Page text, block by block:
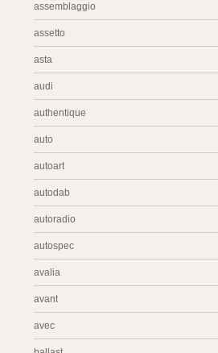
assemblaggio
assetto
asta
audi
authentique
auto
autoart
autodab
autoradio
autospec
avalia
avant
avec